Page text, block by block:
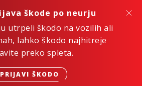
škode po neurju
utrpeli škodo na vozilih ali
lahko škodo najhitreje
preko spleta.
PRIJAVI ŠKODO